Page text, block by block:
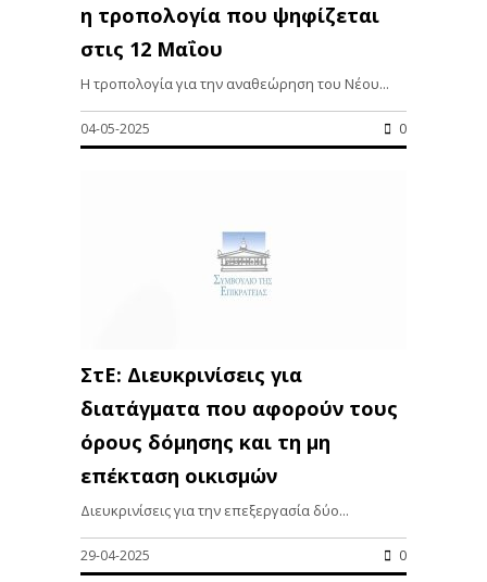
η τροπολογία που ψηφίζεται
στις 12 Μαΐου
Η τροπολογία για την αναθεώρηση του Νέου...
04-05-2025 0
ΣτΕ: Διευκρινίσεις για
διατάγματα που αφορούν τους
όρους δόμησης και τη μη
επέκταση οικισμών
Διευκρινίσεις για την επεξεργασία δύο...
29-04-2025 0